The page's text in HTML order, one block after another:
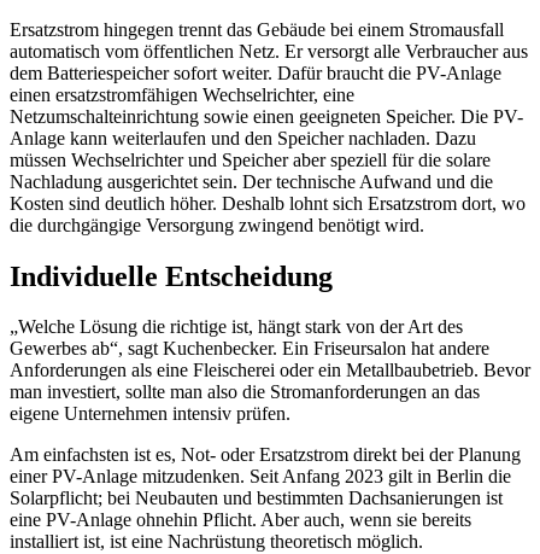
Ersatzstrom hingegen trennt das Gebäude bei einem Stromausfall
automatisch vom öffentlichen Netz. Er versorgt alle Verbraucher aus
dem Batteriespeicher sofort weiter. Dafür braucht die PV-Anlage
einen ersatzstromfähigen Wechselrichter, eine
Netzumschalteinrichtung sowie einen geeigneten Speicher. Die PV-
Anlage kann weiterlaufen und den Speicher nachladen. Dazu
müssen Wechselrichter und Speicher aber speziell für die solare
Nachladung ausgerichtet sein. Der technische Aufwand und die
Kosten sind deutlich höher. Deshalb lohnt sich Ersatzstrom dort, wo
die durchgängige Versorgung zwingend benötigt wird.
Individuelle Entscheidung
„Welche Lösung die richtige ist, hängt stark von der Art des
Gewerbes ab“, sagt Kuchenbecker. Ein Friseursalon hat andere
Anforderungen als eine Fleischerei oder ein Metallbaubetrieb. Bevor
man investiert, sollte man also die Stromanforderungen an das
eigene Unternehmen intensiv prüfen.
Am einfachsten ist es, Not- oder Ersatzstrom direkt bei der Planung
einer PV-Anlage mitzudenken. Seit Anfang 2023 gilt in Berlin die
Solarpflicht; bei Neubauten und bestimmten Dachsanierungen ist
eine PV-Anlage ohnehin Pflicht. Aber auch, wenn sie bereits
installiert ist, ist eine Nachrüstung theoretisch möglich.